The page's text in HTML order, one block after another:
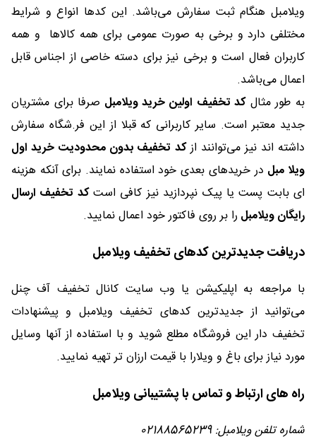
ویلامبل هنگام ثبت سفارش می‌باشد. این کدها انواع و شرایط
مختلفی دارد و برخی به صورت عمومی برای همه کالاها و همه
کاربران فعال است و برخی نیز برای دسته خاصی از اجناس قابل
اعمال می‌باشد.
به طور مثالکد تخفیف اولین خرید ویلامبل صرفا برای مشتریان
جدید معتبر است. سایر کاربرانی که قبلا از این فر.شگاه سفارش
داشته اند نیز می‌توانند ازکد تخفیف بدون محدودیت خرید اول
ویلا مبل در خریدهای بعدی خود استفاده نمایند. برای آنکه هزینه
ای بابت پست یا پیک نپردازید نیز کافی استکد تخفیف ارسال
رایگان ویلامبل را بر روی فاکتور خود اعمال نمایید.
دریافت جدیدترین کدهای تخفیف ویلامبل
با مراجعه به اپلیکیشن یا وب سایت کانال تخفیف آف چنل
می‌توانید از جدیدترین کدهای تخفیف ویلامبل و پیشنهادات
تخفیف دار این فروشگاه مطلع شوید و با استفاده از آنها وسایل
مورد نیاز برای باغ و ویلارا با قیمت ارزان تر تهیه نمایید.
راه های ارتباط و تماس با پشتیبانی ویلامبل
شماره تلفن ویلامبل: 02188565239